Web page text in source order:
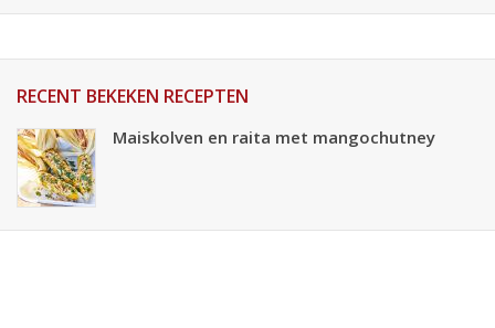
RECENT BEKEKEN RECEPTEN
Maiskolven en raita met mangochutney